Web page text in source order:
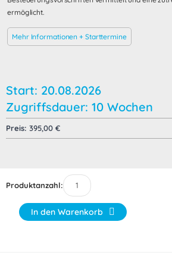
ermöglicht.
Mehr Informationen + Starttermine
Start: 20.08.2026
Zugriffsdauer: 10 Wochen
Preis: 395,00 €
Produktanzahl:
In den Warenkorb